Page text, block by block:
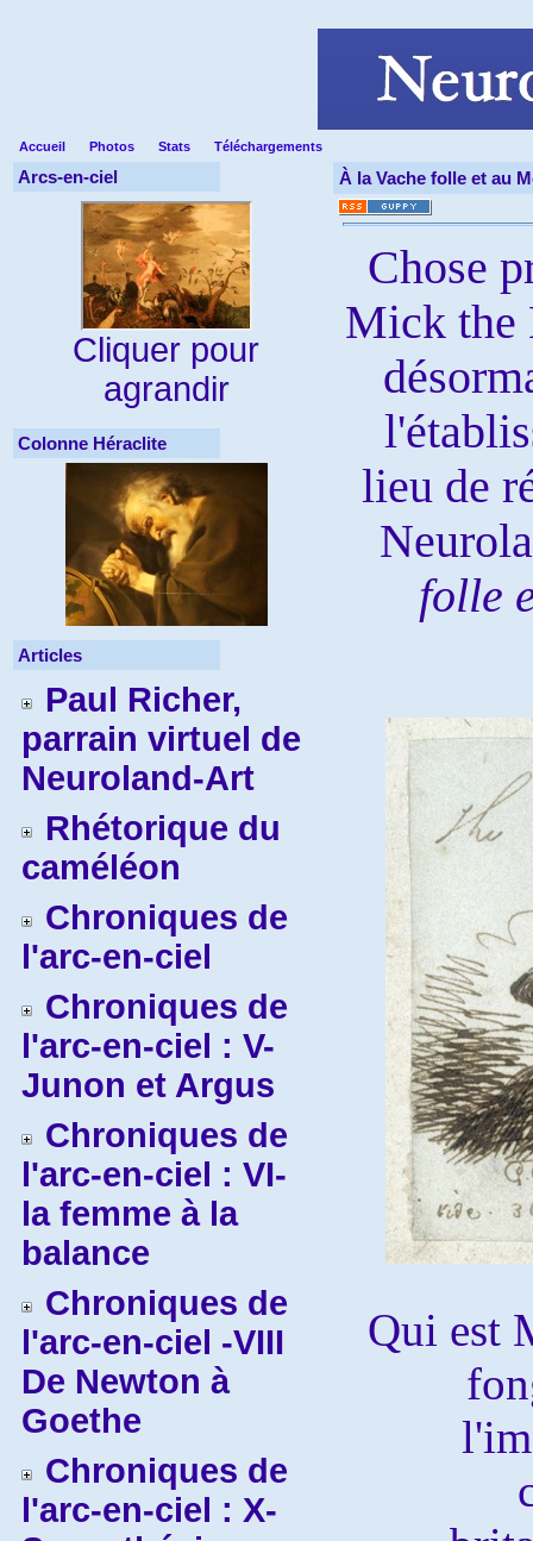
Accueil Photos Stats Téléchargements
Arcs-en-ciel
Cliquer pour
agrandir
Colonne Héraclite
Articles
Paul Richer,
parrain virtuel de
Neuroland-Art
Rhétorique du
caméléon
Chroniques de
l'arc-en-ciel
Chroniques de
l'arc-en-ciel : V-
Junon et Argus
Chroniques de
l'arc-en-ciel : VI-
la femme à la
balance
Chroniques de
l'arc-en-ciel -VIII
De Newton à
Goethe
Chroniques de
l'arc-en-ciel : X-
À la Vache folle et au
Chose
Mick the
lieu de
folle
Qui est